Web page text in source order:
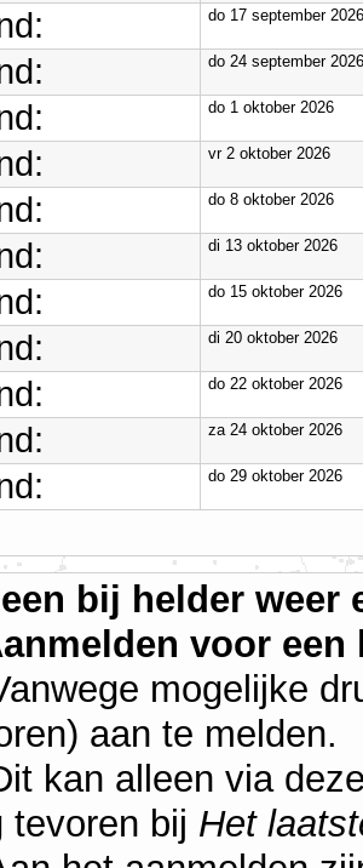
do 17 september
do 24 september
do 1 oktober 2026
vr 2 oktober 2026
do 8 oktober 2026
di 13 oktober 2026
do 15 oktober 2026
di 20 oktober 2026
do 22 oktober 2026
za 24 oktober 2026
do 29 oktober 2026
bij helder weer
voor
mogelijke
aan te melden.
kan alleen via
tevoren bij Het